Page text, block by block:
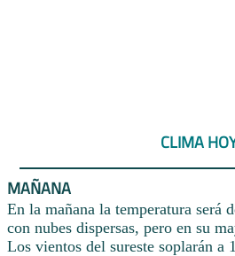
CLIMA
MAÑANA
En la mañana la temperatura será
con nubes dispersas, pero en su
Los vientos del sureste soplarán a